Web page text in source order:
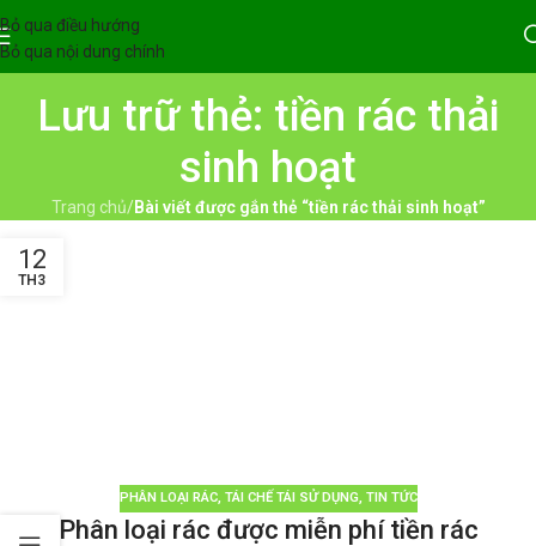
Bỏ qua điều hướng
Bỏ qua nội dung chính
Lưu trữ thẻ: tiền rác thải
sinh hoạt
Trang chủ/Bài viết được gắn thẻ “tiền rác thải sinh hoạt”
12
TH3
PHÂN LOẠI RÁC, TÁI CHẾ TÁI SỬ DỤNG, TIN TỨC
Phân loại rác được miễn phí tiền rác